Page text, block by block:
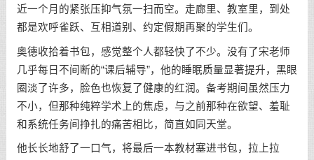
近一个月的紧张压抑气氛一扫而空。走廊里、教室里，到处
都是欢呼雀跃、互相道别、约定假期再聚的学生们。
奥德收拾着书包，感觉整个人都轻快了不少。没有了宋老师
几乎每日不间断的“课后辅导”，他的睡眠质量显著提升，黑眼
圈淡了许多，脸色也恢复了健康的红润。备考期间虽然压力
不小，但那种纯粹学术上的焦虑，与之前那种在欲望、羞耻
和系统任务间挣扎的痛苦相比，简直如同天堂。
他长长地舒了一口气，将最后一本教材塞进书包，拉上拉